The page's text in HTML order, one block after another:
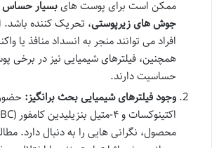
ممکن است برای پوست هایبسیار حساس
جوش های زیرپوستی، تحریک کننده باشد.
افراد می توانند منجر به انسداد منافذ یا
همچنین، فیلترهای شیمیایی نیز در برخی
حساسیت دارند.
وجود فیلترهای شیمیایی بحث برانگیز:
محصول، نگرانی هایی را به دنبال دارد.